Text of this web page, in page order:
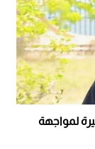
لمواجهة